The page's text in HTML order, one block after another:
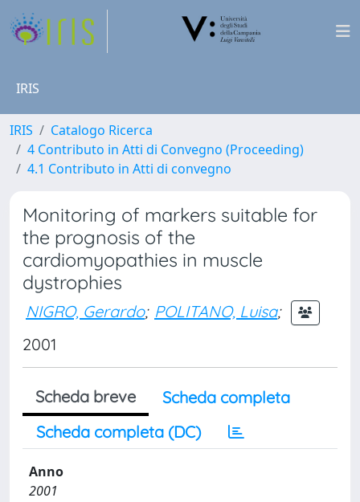
IRIS
IRIS
Catalogo Ricerca
4 Contributo in Atti di Convegno (Proceeding)
4.1 Contributo in Atti di convegno
Monitoring of markers suitable for
the prognosis of the
cardiomyopathies in muscle
dystrophies
NIGRO, Gerardo; POLITANO, Luisa;
2001
Scheda breve
Scheda completa
Scheda completa (DC)
Anno
2001